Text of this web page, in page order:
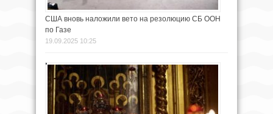
США вновь наложили вето на резолюцию СБ ООН
по Газе
19.09.2025 10:25